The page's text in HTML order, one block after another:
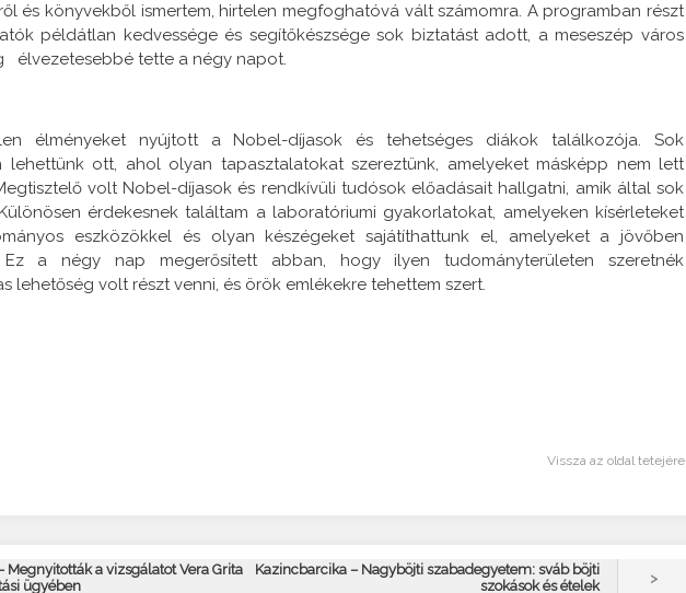
és könyvekből ismertem, hirtelen megfoghatóvá vált számomra. A programban részt
példátlan kedvessége és segítőkészsége sok biztatást adott, a meseszép város
élvezetesebbé tette a négy napot.
élményeket nyújtott a Nobel-díjasok és tehetséges diákok találkozója. Sok
lehettünk ott, ahol olyan tapasztalatokat szereztünk, amelyeket másképp nem lett
volt Nobel-díjasok és rendkívüli tudósok előadásait hallgatni, amik által sok
érdekesnek találtam a laboratóriumi gyakorlatokat, amelyeken kísérleteket
eszközökkel és olyan készégeket sajátíthattunk el, amelyeket a jövőben
Ez a négy nap megerősített abban, hogy ilyen tudományterületen szeretnék
lehetőség volt részt venni, és örök emlékekre tehettem szert.
Vissza az oldal tetejére
Megnyitották a vizsgálatot Vera Grita
ügyében
Kazincbarcika – Nagyböjti szabadegyetem: sváb böjti
szokások és ételek
>